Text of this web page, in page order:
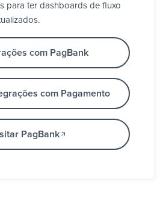
para ter dashboards de fluxo
com PagBank
com Pagamento
PagBank